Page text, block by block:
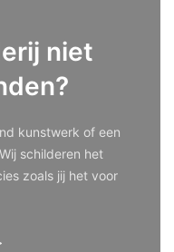
niet
kunstwerk of een
schilderen het
zoals jij het voor